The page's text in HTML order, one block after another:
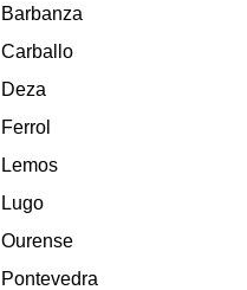
Barbanza
Carballo
Deza
Ferrol
Lemos
Lugo
Ourense
Pontevedra